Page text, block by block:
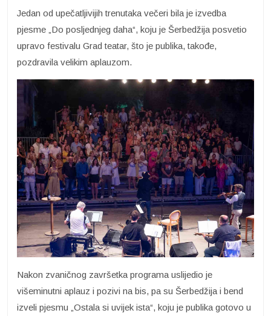
Jedan od upečatljivijih trenutaka večeri bila je izvedba
pjesme „Do posljednjeg daha“, koju je Šerbedžija posvetio
upravo festivalu Grad teatar, što je publika, takođe,
pozdravila velikim aplauzom.
Nakon zvaničnog završetka programa uslijedio je
višeminutni aplauz i pozivi na bis, pa su Šerbedžija i bend
izveli pjesmu „Ostala si uvijek ista“, koju je publika gotovo u